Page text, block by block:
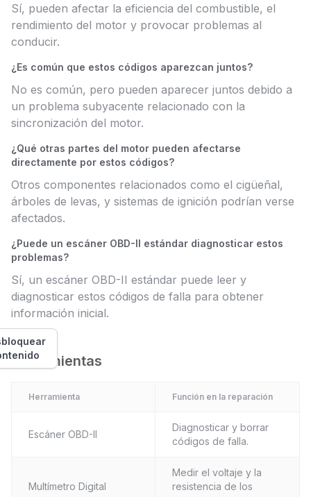
Sí, pueden afectar la eficiencia del combustible, el
rendimiento del motor y provocar problemas al
conducir.
¿Es común que estos códigos aparezcan juntos?
No es común, pero pueden aparecer juntos debido a
un problema subyacente relacionado con la
sincronización del motor.
¿Qué otras partes del motor pueden afectarse
directamente por estos códigos?
Otros componentes relacionados como el cigüeñal,
árboles de levas, y sistemas de ignición podrían verse
afectados.
¿Puede un escáner OBD-II estándar diagnosticar estos
problemas?
Sí, un escáner OBD-II estándar puede leer y
diagnosticar estos códigos de falla para obtener
información inicial.
Herramientas
Herramienta Función en la reparación
Escáner OBD-II
Diagnosticar y borrar
códigos de falla.
Multímetro Digital
Medir el voltaje y la
resistencia de los